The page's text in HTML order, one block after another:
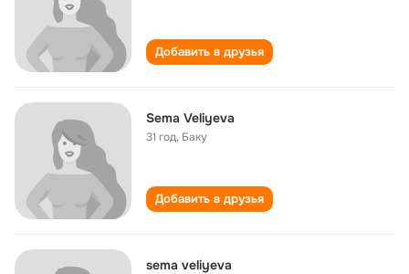
Добавить в друзья
Sema Veliyeva
31 год, Баку
Добавить в друзья
sema veliyeva